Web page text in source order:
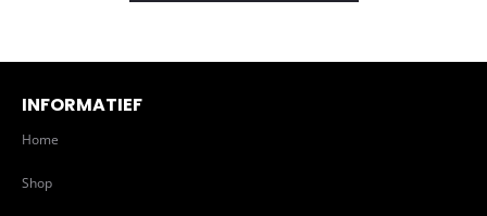
INFORMATIEF
Home
Shop